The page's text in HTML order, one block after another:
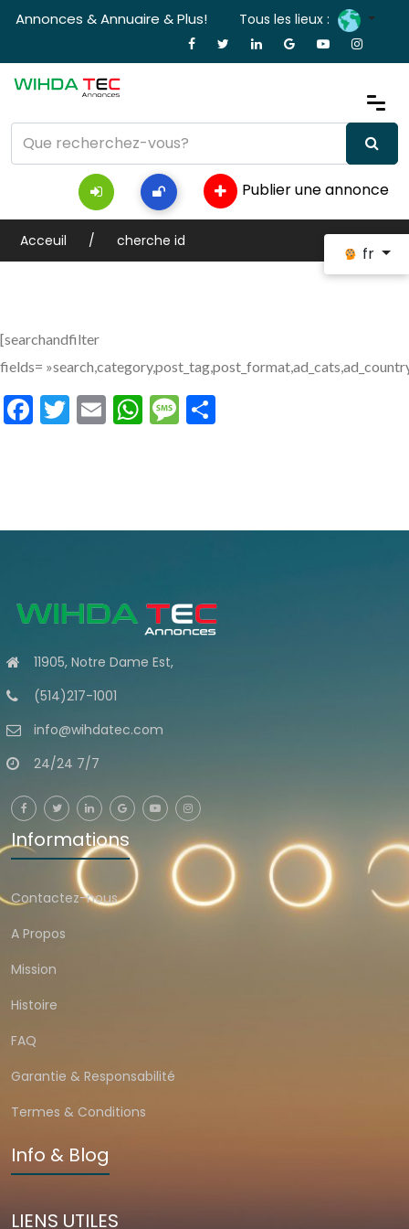
fr
Annonces & Annuaire & Plus! Tous les lieux :
Publier une annonce
Acceuil cherche id
[searchandfilter
fields=
Facebook
Twitter
EmailWhatsApp
Message
11905, Notre Dame Est,
(514)217-1001
info@wihdatec.com
24/24 7/7
Informations
Contactez-nous
A Propos
Mission
Histoire
FAQ
Garantie & Responsabilité
Termes & Conditions
Info & Blog
LIENS UTILES